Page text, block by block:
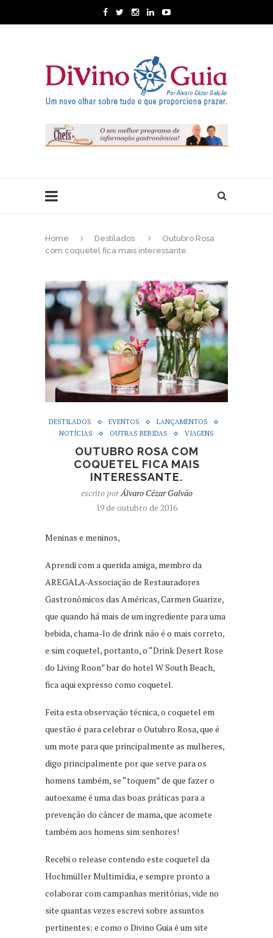
Home Destilados
Outubro Rosa
com coquetel fica mais interessante.
DESTILADOS EVENTOS
LANÇAMENTOS
NOTÍCIAS
OUTRAS BEBIDAS VIAGENS
OUTUBRO ROSA COM
COQUETEL FICA MAIS
INTERESSANTE.
escrito porÁlvaro Cézar Galvão
19 de outubro de 2016
Meninas e meninos,
Aprendi com a querida amiga, membro da
AREGALA-Associação de Restauradores
Gastronômicos das Américas, Carmen Guarize,
que quando há mais de um ingrediente para uma
bebida, chama-lo de drink não é o mais correto,
e sim coquetel, portanto, o “Drink Desert Rose
do Living Roon” bar do hotel W South Beach,
fica aqui expresso como coquetel.
Feita esta observação técnica, o coquetel em
questão é para celebrar o Outubro Rosa, que é
um mote para que principalmente as mulheres,
digo principalmente por que serve para os
homens também, se “toquem” de que fazer o
autoexame é uma das boas práticas para a
prevenção do câncer de mama, que acomete
também aos homens sim senhores!
Recebi o release contendo este coquetel da
Hochmüller Multimídia, e sempre pronto a
colaborar com campanhas meritórias, vide no
site quantas vezes escrevi sobre assuntos
pertinentes; e como o Divino Guia é um site